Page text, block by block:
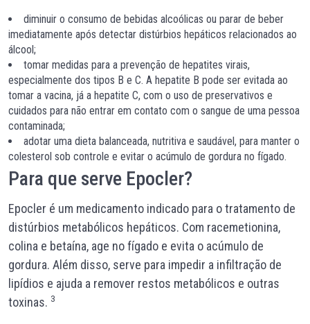
diminuir o consumo de bebidas alcoólicas ou parar de beber
imediatamente após detectar distúrbios hepáticos relacionados ao
álcool;
tomar medidas para a prevenção de hepatites virais,
especialmente dos tipos B e C. A hepatite B pode ser evitada ao
tomar a vacina, já a hepatite C, com o uso de preservativos e
cuidados para não entrar em contato com o sangue de uma pessoa
contaminada;
adotar uma dieta balanceada, nutritiva e saudável, para manter o
colesterol sob controle e evitar o acúmulo de gordura no fígado.
Para que serve Epocler?
Epocler é um medicamento indicado para o tratamento de
distúrbios metabólicos hepáticos. Com racemetionina,
colina e betaína, age no fígado e evita o acúmulo de
gordura. Além disso, serve para impedir a infiltração de
lipídios e ajuda a remover restos metabólicos e outras
toxinas. 3